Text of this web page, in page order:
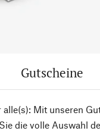
Gutscheine
alle(s): Mit unseren
die volle Auswahl